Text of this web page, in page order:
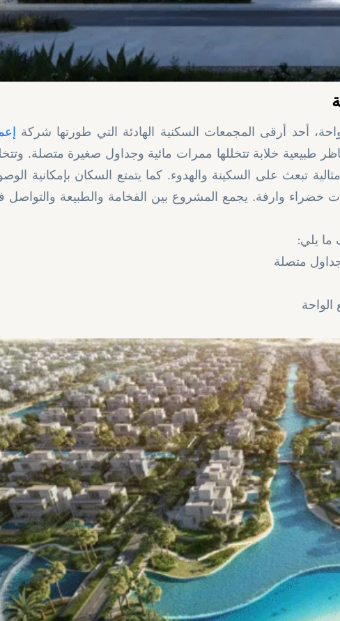
أحد أرقى المجمعات السكنية الهادئة التي طورتها شركة
طبيعية خلابة تتخللها ممرات مائية وجداول صغيرة متصلة.
تبعث على السكينة والهدوء. كما يتمتع السكان بإمكانية
وارفة. يجمع المشروع بين الفخامة والطبيعة والتواصل
ما يلي: